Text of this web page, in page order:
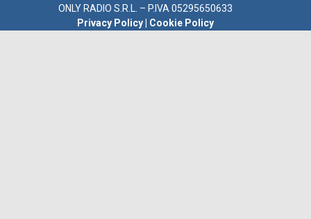
ONLY RADIO S.R.L. – P.IVA 05295650633
Privacy Policy
Cookie Policy